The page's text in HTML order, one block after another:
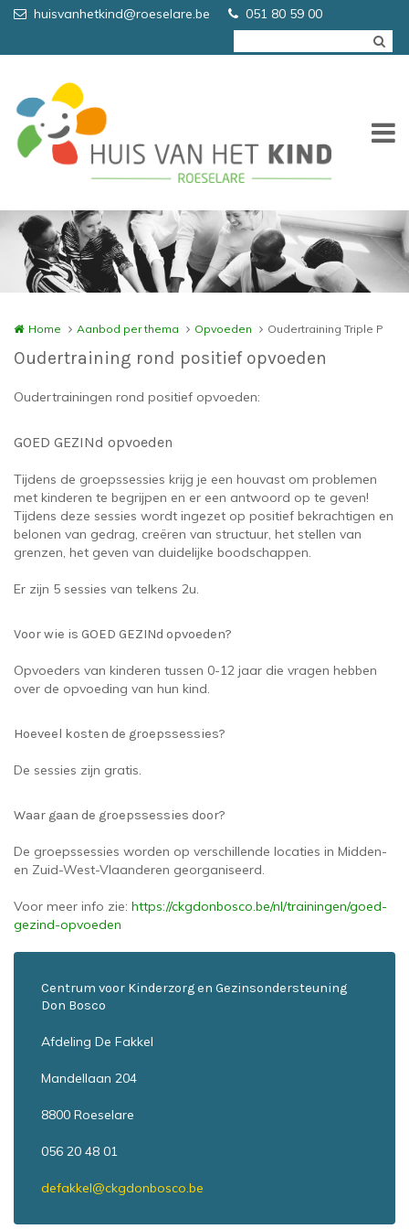
Overslaan en naar de inhoud gaan
huisvanhetkind@roeselare.be 051 80 59 00
Home Aanbod per thema Opvoeden Oudertraining Triple P
Oudertraining rond positief opvoeden
Oudertrainingen rond positief opvoeden:
GOED GEZINd opvoeden
Tijdens de groepssessies krijg je een houvast om problemen
met kinderen te begrijpen en er een antwoord op te geven!
Tijdens deze sessies wordt ingezet op positief bekrachtigen en
belonen van gedrag, creëren van structuur, het stellen van
grenzen, het geven van duidelijke boodschappen.
Er zijn 5 sessies van telkens 2u.
Voor wie is GOED GEZINd opvoeden?
Opvoeders van kinderen tussen 0-12 jaar die vragen hebben
over de opvoeding van hun kind.
Hoeveel kosten de groepssessies?
De sessies zijn gratis.
Waar gaan de groepssessies door?
De groepssessies worden op verschillende locaties in Midden-
en Zuid-West-Vlaanderen georganiseerd.
Voor meer info zie: https://ckgdonbosco.be/nl/trainingen/goed-
gezind-opvoeden
Centrum voor Kinderzorg en Gezinsondersteuning
Don Bosco
Afdeling De Fakkel
Mandellaan 204
8800 Roeselare
056 20 48 01
defakkel@ckgdonbosco.be